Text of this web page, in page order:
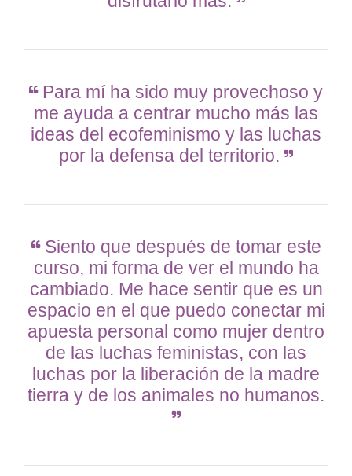
Para mí ha sido muy provechoso y
me ayuda a centrar mucho más las
ideas del ecofeminismo y las luchas
por la defensa del territorio.
Siento que después de tomar este
curso, mi forma de ver el mundo ha
cambiado. Me hace sentir que es un
espacio en el que puedo conectar mi
apuesta personal como mujer dentro
de las luchas feministas, con las
luchas por la liberación de la madre
tierra y de los animales no humanos.